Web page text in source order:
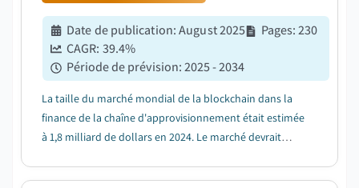
Date de publication:August 2025 Pages:230
CAGR: 39.4%
Période de prévision:2025 - 2034
La taille du marché mondial de la blockchain dans la
finance de la chaîne d'approvisionnement était estimée
à 1,8 milliard de dollars en 2024. Le marché devrait